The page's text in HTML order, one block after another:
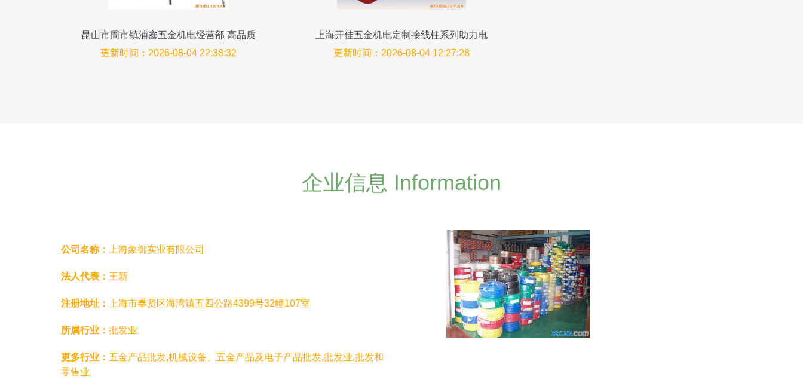
昆山市周市镇浦鑫五金机电经营部 高品质
加热器产品清单及配件推荐（附电子产
更新时间：2026-08-04 22:38:32
上海开佳五金机电定制接线柱系列助力电
子产品性能升级
更新时间：2026-08-04 12:27:28
企业信息 Information
公司名称： 上海象御实业有限公司
法人代表： 王新
注册地址： 上海市奉贤区海湾镇五四公路4399号32幢107室
所属行业： 批发业
更多行业： 五金产品批发,机械设备、五金产品及电子产品批发,批发业,批发和
零售业